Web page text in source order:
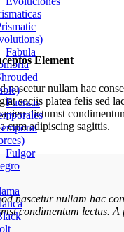
Fabula
Fuerzas
Fulgor
Element
nullam hac
sociis platea felis sed
dictumst
cum adipiscing sagittis.
nascetur nullam hac
condimentum lectus.